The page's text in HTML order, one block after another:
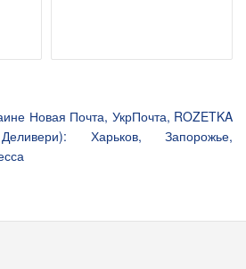
Новая Почта, УкрПочта, ROZETKA
Харьков, Запорожье,